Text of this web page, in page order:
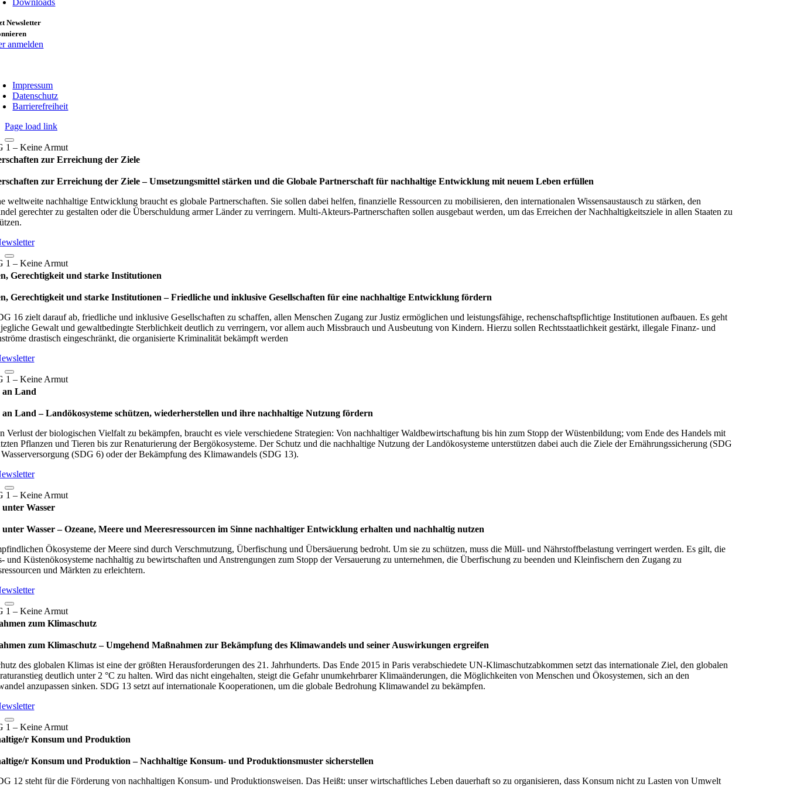
Downloads
Newsletter
anmelden
Impressum
Datenschutz
Barrierefreiheit
Page load link
zur Erreichung der Ziele
zur Erreichung der Ziele – Umset­zungs­mit­tel stär­ken und die Glo­bale Part­ner­schaft für nach­hal­tige Ent­wick­lung mit neuem Leben erfül­len
weltweite nachhaltige Entwicklung braucht es globale Partnerschaften. Sie sollen dabei helfen, finanzielle Ressourcen zu mobilisieren, den internationalen Wissensaustausch zu stärken, den
gerechter zu gestalten oder die Überschuldung armer Länder zu verringern. Multi-Akteurs-Partnerschaften sollen ausgebaut werden, um das Erreichen der Nachhaltigkeitsziele in allen Staaten zu
Gerechtigkeit und starke Institutionen
Gerechtigkeit und starke Institutionen – Fried­li­che und inklu­sive Gesell­schaf­ten für eine nach­hal­tige Ent­wick­lung för­dern
16 zielt darauf ab, friedliche und inklusive Gesellschaften zu schaffen, allen Menschen Zugang zur Justiz ermöglichen und leistungsfähige, rechenschaftspflichtige Institutionen aufbauen. Es geht
Gewalt und gewaltbedingte Sterblichkeit deutlich zu verringern, vor allem auch Missbrauch und Ausbeutung von Kindern. Hierzu sollen Rechtsstaatlichkeit gestärkt, illegale Finanz- und
drastisch eingeschränkt, die organisierte Kriminalität bekämpft werden
an Land
Land – Lan­d­öko­sys­teme schüt­zen, wie­der­her­stel­len und ihre nach­hal­tige Nut­zung för­dern
Verlust der biologischen Vielfalt zu bekämpfen, braucht es viele verschiedene Strategien: Von nachhaltiger Waldbewirtschaftung bis hin zum Stopp der Wüstenbildung; vom Ende des Handels mit
Pflanzen und Tieren bis zur Renaturierung der Bergökosysteme. Der Schutz und die nachhaltige Nutzung der Landökosysteme unterstützen dabei auch die Ziele der Ernährungssicherung (SDG
(SDG 6) oder der Bekämpfung des Klimawandels (SDG 13).
Wasser
Wasser – Oze­ane, Meere und Mee­res­res­sour­cen im Sinne nach­hal­ti­ger Ent­wick­lung erhal­ten und nach­hal­tig nut­zen
Ökosysteme der Meere sind durch Verschmutzung, Überfischung und Übersäuerung bedroht. Um sie zu schützen, muss die Müll- und Nährstoffbelastung verringert werden. Es gilt, die
und Küstenökosysteme nachhaltig zu bewirtschaften und Anstrengungen zum Stopp der Versauerung zu unternehmen, die Überfischung zu beenden und Kleinfischern den Zugang zu
und Märkten zu erleichtern.
zum Klimaschutz
zum Klimaschutz – Umge­hend Maß­nah­men zur Bekämp­fung des Kli­ma­wan­dels und sei­ner Aus­wir­kun­gen ergrei­fen
des globalen Klimas ist eine der größten Herausforderungen des 21. Jahrhunderts. Das Ende 2015 in Paris verabschiedete UN-Klimaschutzabkommen setzt das internationale Ziel, den globalen
deutlich unter 2 °C zu halten. Wird das nicht eingehalten, steigt die Gefahr unumkehrbarer Klimaänderungen, die Möglichkeiten von Menschen und Ökosystemen, sich an den
anzupassen sinken. SDG 13 setzt auf internationale Kooperationen, um die globale Bedrohung Klimawandel zu bekämpfen.
r Konsum und Produktion
r Konsum und Produktion – Nach­hal­tige Kon­sum- und Pro­duk­ti­ons­mus­ter sicher­stel­len
12 steht für die Förderung von nachhaltigen Konsum- und Produktionsweisen. Das Heißt: unser wirtschaftliches Leben dauerhaft so zu organisieren, dass Konsum nicht zu Lasten von Umwelt